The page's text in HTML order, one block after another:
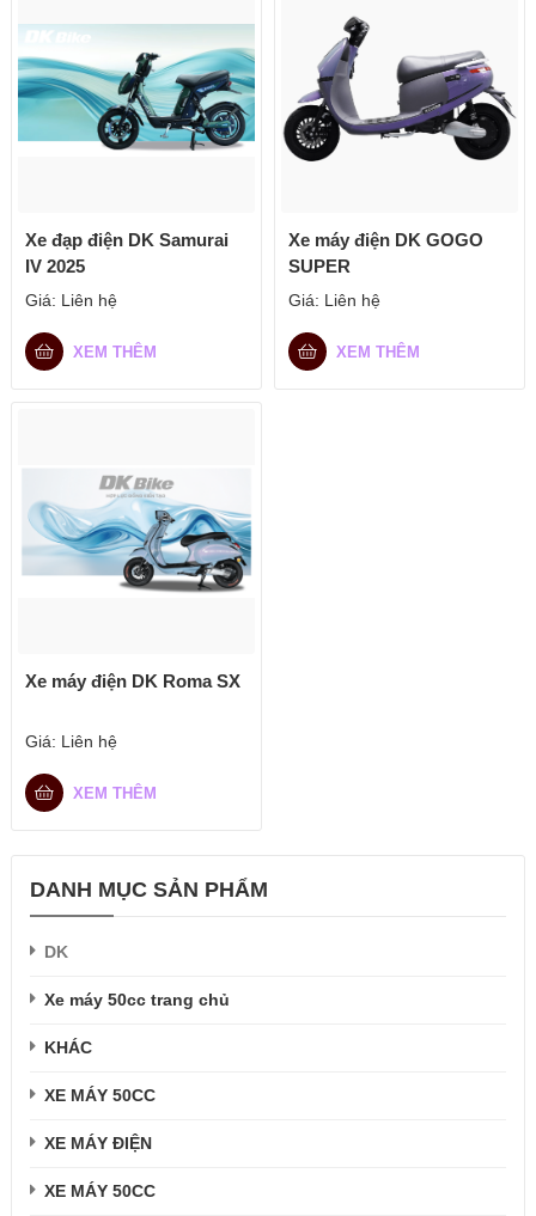
Xe đạp điện DK Samurai
IV 2025
Giá: Liên hệ
XEM THÊM
Xe máy điện DK GOGO
SUPER
Giá: Liên hệ
XEM THÊM
Xe máy điện DK Roma SX
Giá: Liên hệ
XEM THÊM
DANH MỤC SẢN PHẨM
DK
Xe máy 50cc trang chủ
KHÁC
XE MÁY 50CC
XE MÁY ĐIỆN
XE MÁY 50CC